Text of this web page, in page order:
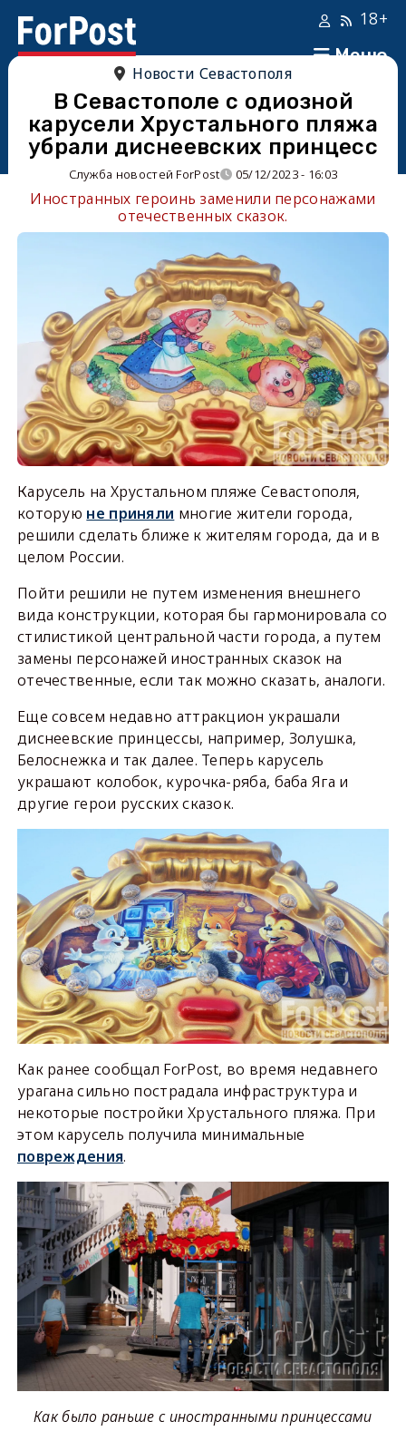
Меню
18+
Новости Севастополя
В Севастополе с одиозной
карусели Хрустального пляжа
убрали диснеевских принцесс
Служба новостей ForPost 05/12/2023 - 16:03
Иностранных героинь заменили персонажами
отечественных сказок.
Карусель на Хрустальном пляже Севастополя,
которую не приняли многие жители города,
решили сделать ближе к жителям города, да и в
целом России.
Пойти решили не путем изменения внешнего
вида конструкции, которая бы гармонировала со
стилистикой центральной части города, а путем
замены персонажей иностранных сказок на
отечественные, если так можно сказать, аналоги.
Еще совсем недавно аттракцион украшали
диснеевские принцессы, например, Золушка,
Белоснежка и так далее. Теперь карусель
украшают колобок, курочка-ряба, баба Яга и
другие герои русских сказок.
Как ранее сообщал ForPost, во время недавнего
урагана сильно пострадала инфраструктура и
некоторые постройки Хрустального пляжа. При
этом карусель получила минимальные
повреждения.
Как было раньше с иностранными принцессами